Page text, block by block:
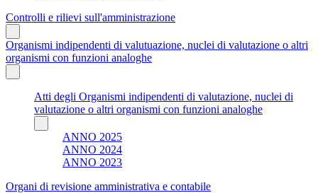
Controlli e rilievi sull'amministrazione
Organismi indipendenti di valutuazione, nuclei di valutazione o altri
organismi con funzioni analoghe
Atti degli Organismi indipendenti di valutazione, nuclei di
valutazione o altri organismi con funzioni analoghe
ANNO 2025
ANNO 2024
ANNO 2023
Organi di revisione amministrativa e contabile